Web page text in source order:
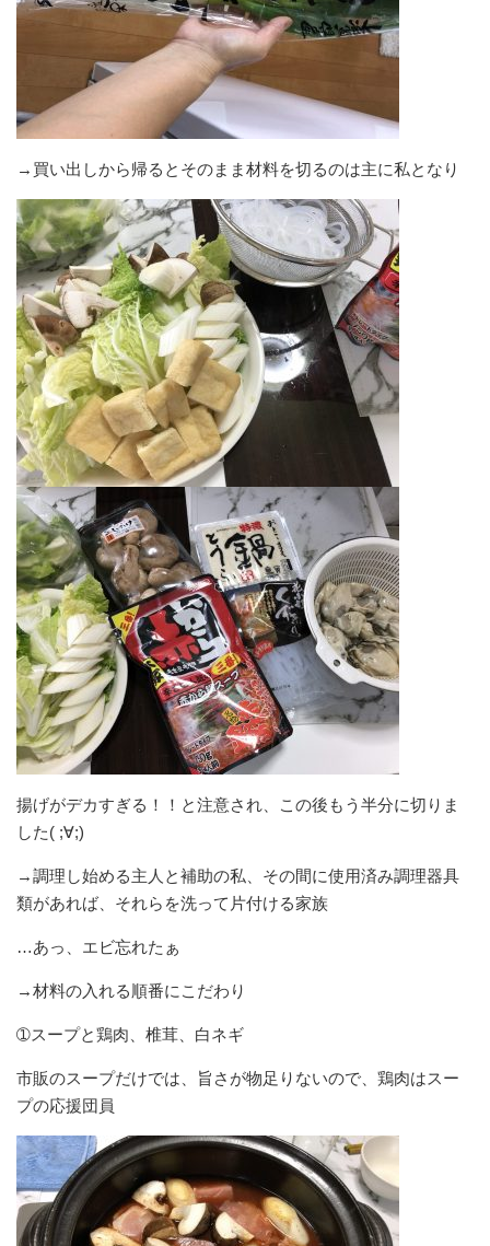
→買い出しから帰るとそのまま材料を切るのは主に私となり
揚げがデカすぎる！！と注意され、この後もう半分に切りま
した( ;∀;)
→調理し始める主人と補助の私、その間に使用済み調理器具
類があれば、それらを洗って片付ける家族
…あっ、エビ忘れたぁ
→材料の入れる順番にこだわり
➀スープと鶏肉、椎茸、白ネギ
市販のスープだけでは、旨さが物足りないので、鶏肉はスー
プの応援団員